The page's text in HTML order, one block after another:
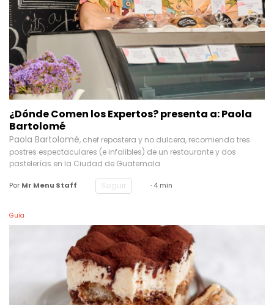
¿Dónde Comen los Expertos? presenta a: Paola
Bartolomé
Paola Bartolomé
, chef repostera y no dulcera, recomienda tres
postres espectaculares (e infalibles) de un restaurante y dos
pastelerías en la Ciudad de Guatemala.
Por Mr Menu Staff Seguir · 4 min
Guía